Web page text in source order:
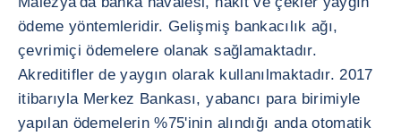
ödeme yöntemleridir. Gelişmiş bankacılık ağı,
çevrimiçi ödemelere olanak sağlamaktadır.
Akreditifler de yaygın olarak kullanılmaktadır. 2017
itibarıyla Merkez Bankası, yabancı para birimiyle
yapılan ödemelerin %75'inin alındığı anda otomatik